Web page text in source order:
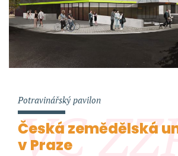
VC
Potravinářský pavilon
Česká zemědělská
v Praze